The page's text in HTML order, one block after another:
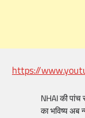
https://
NHAI की पांच
का भविष्य अब